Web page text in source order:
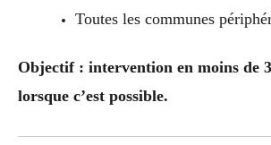
Toutes les communes
Objectif : intervention en moins de
lorsque c’est possible.